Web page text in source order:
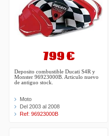
799 €
Deposito combustible Ducati S4R y
Monster 96923000B. Articulo nuevo
de antiguo stock.
Moto
Del 2003 al 2008
Ref: 96923000B